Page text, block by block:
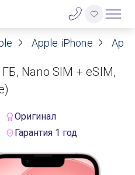
Apple iPhone
Nano SIM + eSIM,
Оригинал
Гарантия 1 год